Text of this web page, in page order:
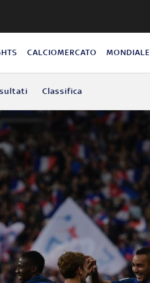
CALCIOMERCATO MONDIALE
Classifica